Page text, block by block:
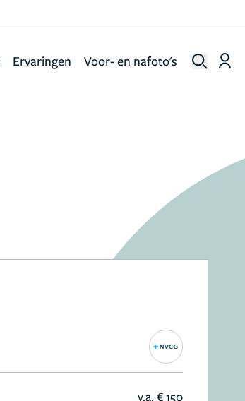
Ervaringen Voor- en nafoto's
v.a. € 150